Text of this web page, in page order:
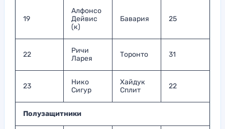
19
Алфонсо
Дейвис
(к)
Бавария 25
22
Ричи
Ларея
Торонто 31
23
Нико
Сигур
Хайдук
Сплит
22
Полузащитники